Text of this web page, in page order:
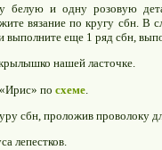
белую и одну розовую
вязание по кругу сбн. В
выполните еще 1 ряд сбн,
нашей ласточке.
по схеме
сбн, проложив проволоку
лепестков.